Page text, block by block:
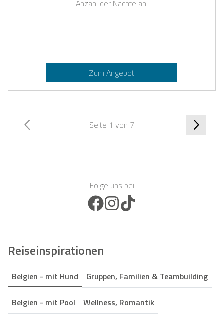
Anzahl der Nächte an.
Zum Angebot
Seite 1 von 7
Folge uns bei
Facebook Icon
Instagram Icon
Reiseinspirationen
Belgien - mit Hund Gruppen, Familien & Teambuilding
Belgien - mit Pool Wellness, Romantik